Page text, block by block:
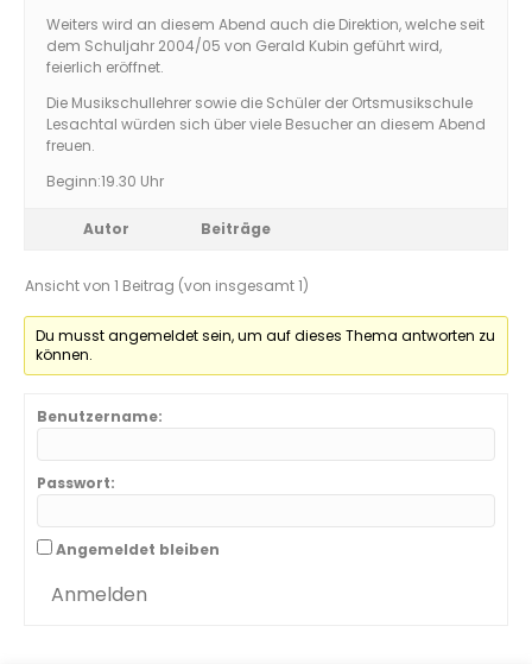
Weiters wird an diesem Abend auch die Direktion, welche seit
dem Schuljahr 2004/05 von Gerald Kubin geführt wird,
feierlich eröffnet.
Die Musikschullehrer sowie die Schüler der Ortsmusikschule
Lesachtal würden sich über viele Besucher an diesem Abend
freuen.
Beginn:19.30 Uhr
Autor Beiträge
Ansicht von 1 Beitrag (von insgesamt 1)
Du musst angemeldet sein, um auf dieses Thema antworten zu
können.
Benutzername:
Passwort:
Angemeldet bleiben
Anmelden